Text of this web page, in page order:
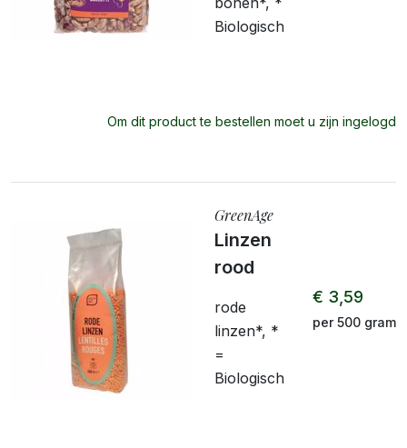
Biologisch
Om dit product te bestellen moet u zijn ingelogd
GreenAge
Linzen
rood
rode
linzen*, *
=
Biologisch
€ 3,59
per 500 gram